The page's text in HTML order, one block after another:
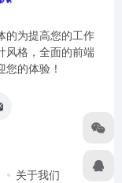
的为提高您的工作
风格，全面的前端
的体验！
关于我们